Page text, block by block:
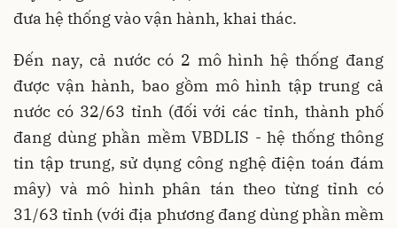
đưa hệ thống vào vận hành, khai thác.
Đến nay, cả nước có 2 mô hình hệ thống đang
được vận hành, bao gồm mô hình tập trung cả
nước có 32/63 tỉnh (đối với các tỉnh, thành phố
đang dùng phần mềm VBDLIS - hệ thống thông
tin tập trung, sử dụng công nghệ điện toán đám
mây) và mô hình phân tán theo từng tỉnh có
31/63 tỉnh (với địa phương đang dùng phần mềm